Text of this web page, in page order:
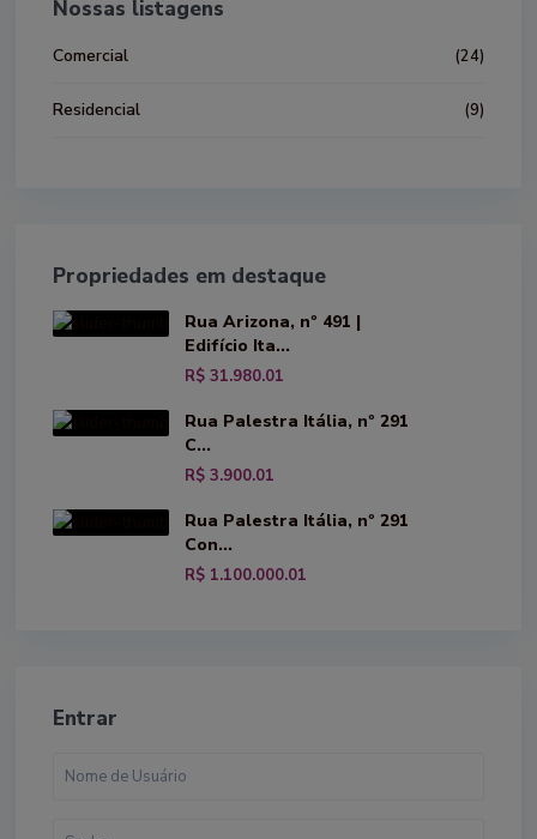
Nossas listagens
Comercial (24)
Residencial (9)
Propriedades em destaque
Rua Arizona, nº 491 |
Edifício Ita...
R$ 31.980.01
Rua Palestra Itália, nº 291
C...
R$ 3.900.01
Rua Palestra Itália, nº 291
Con...
R$ 1.100.000.01
Entrar